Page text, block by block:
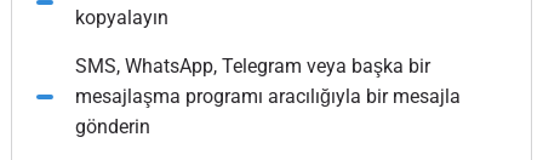
kopyalayın
SMS, WhatsApp, Telegram veya başka bir
mesajlaşma programı aracılığıyla bir mesajla
gönderin